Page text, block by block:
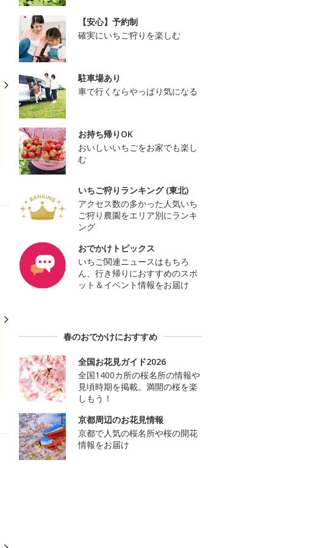
【安心】予約制
確実にいちご狩りを楽しむ
駐車場あり
車で行くならやっぱり気になる
お持ち帰りOK
おいしいいちごをお家でも楽し
む
いちご狩りランキング (東北)
アクセス数の多かった人気いち
ご狩り農園をエリア別にランキ
ング
おでかけトピックス
いちご関連ニュースはもちろ
ん、行き帰りにおすすめのスポ
ット＆イベント情報をお届け
春のおでかけにおすすめ
全国お花見ガイド2026
全国1400カ所の桜名所の情報や
見頃時期を掲載。満開の桜を楽
しもう！
京都周辺のお花見情報
京都で人気の桜名所や桜の開花
情報をお届け